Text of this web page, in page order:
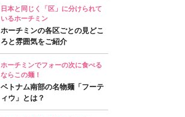
日本と同じく「区」に分けられて
いるホーチミン
ホーチミンの各区ごとの見どこ
ろと雰囲気をご紹介
ホーチミンでフォーの次に食べる
ならこの麺！
ベトナム南部の名物麺「フーテ
ィウ」とは？